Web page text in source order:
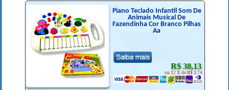
Piano Teclado Infantil Som De
Animais Musical De
Fazendinha Cor Branco Pilhas
Aa
R$ 38,13
ou 12 X de R$ 3.74